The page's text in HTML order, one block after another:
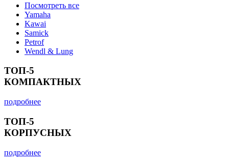
Посмотреть все
Yamaha
Kawai
Samick
Petrof
Wendl & Lung
ТОП-5
КОМПАКТНЫХ
подробнее
ТОП-5
КОРПУСНЫХ
подробнее